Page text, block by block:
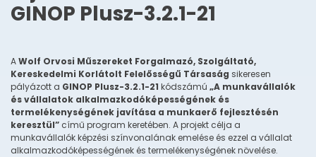
GINOP Plusz-3.2.1-21
AWolf Orvosi Műszereket Forgalmazó, Szolgáltató,
Kereskedelmi Korlátolt Felelősségű Társaság sikeresen
pályázott a GINOP Plusz-3.2.1-21 kódszámú „A munkavállalók
és vállalatok alkalmazkodóképességének és
termelékenységének javítása a munkaerő fejlesztésén
keresztül” című program keretében. A projekt célja a
munkavállalók képzési színvonalának emelése és ezzel a vállalat
alkalmazkodóképességének és termelékenységének növelése.